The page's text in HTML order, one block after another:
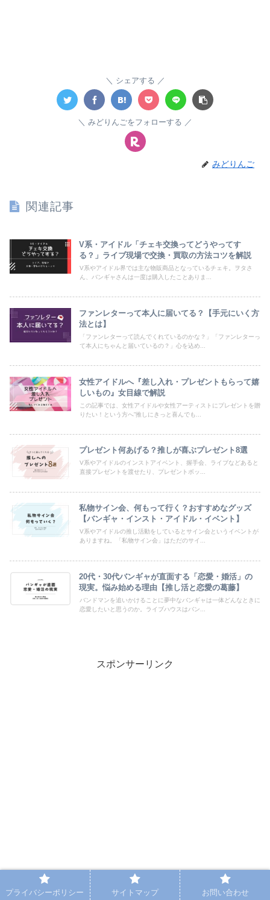
シェアする
みどりんごをフォローする
みどりんご
関連記事
V系・アイドル「チェキ交換ってどうやってす
る？」ライブ現場で交換・買取の方法コツを解説
V系やアイドル界では主な物販商品となっているチェキ。ヲタさ
ん、バンギャさんは一度は購入したことありま...
ファンレターって本人に届いてる？【手元にいく方
法とは】
「ファンレターって読んでくれているのかな？」「ファンレターっ
て本人にちゃんと届いているの？」心を込め...
女性アイドルへ『差し入れ・プレゼントもらって嬉
しいもの』女目線で解説
この記事では、女性アイドルや女性アーティストにプレゼントを贈
りたい！という方へ”推しにきっと喜んでも...
プレゼント何あげる？推しが喜ぶプレゼント8選
V系やアイドルのインストアイベント、握手会、ライブなどあると
直接プレゼントを渡せたり、プレゼントボッ...
私物サイン会、何もって行く？おすすめなグッズ
【バンギャ・インスト・アイドル・イベント】
V系やアイドルの推し活動をしているとサイン会というイベントが
ありますね。「私物サイン会」はただのサイ...
20代・30代バンギャが直面する「恋愛・婚活」の
現実。悩み始める理由【推し活と恋愛の葛藤】
バンドマンを追いかけることに夢中なバンギャは一体どんなときに
恋愛したいと思うのか。ライブハウスはバン...
スポンサーリンク
プライバシーポリシー サイトマップ お問い合わせ